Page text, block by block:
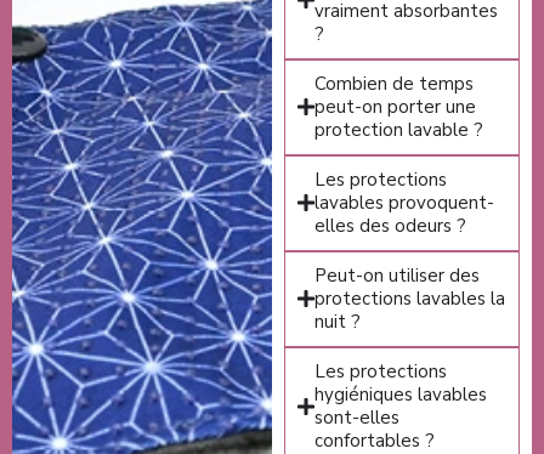
vraiment absorbantes
?
Combien de temps
peut-on porter une
protection lavable ?
Les protections
lavables provoquent-
elles des odeurs ?
Peut-on utiliser des
protections lavables la
nuit ?
Les protections
hygiéniques lavables
sont-elles
confortables ?